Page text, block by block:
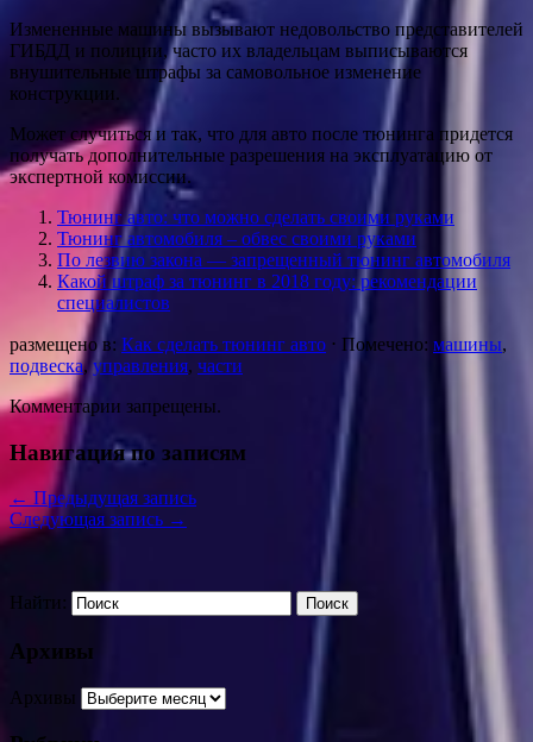
Измененные машины вызывают недовольство представителей
ГИБДД и полиции, часто их владельцам выписываются
внушительные штрафы за самовольное изменение
конструкции.
Может случиться и так, что для авто после тюнинга придется
получать дополнительные разрешения на эксплуатацию от
экспертной комиссии.
Тюнинг авто: что можно сделать своими руками
Тюнинг автомобиля – обвес своими руками
По лезвию закона — запрещенный тюнинг автомобиля
Какой штраф за тюнинг в 2018 году: рекомендации
специалистов
размещено в: Как сделать тюнинг авто ⋅ Помечено: машины,
подвеска,управления, части
Комментарии запрещены.
Навигация по записям
← Предыдущая запись
Следующая запись →
Найти:
Архивы
Архивы